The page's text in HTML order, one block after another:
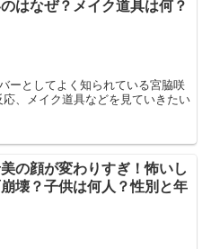
はなぜ？メイク道具は何？
ーとしてよく知られている宮脇咲
、メイク道具などを見ていきたい
の顔が変わりすぎ！怖いし
壊？子供は何人？性別と年